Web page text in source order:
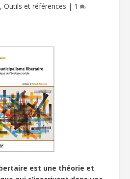
, Outils et références | 1
est une théorie et